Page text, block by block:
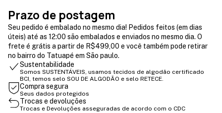
Prazo de postagem
Seu pedido é embalado no mesmo dia! Pedidos feitos (em dias
úteis) até as 12:00 são embalados e enviados no mesmo dia. O
frete é grátis a partir de R$499,00 e você também pode retirar
no bairro do Tatuapé em São paulo.
Sustentabilidade
Somos SUSTENTÁVEIS, usamos tecidos de algodão certificado
BCI, temos selo SOU DE ALGODÃO e selo RETECE.
Compra segura
Seus dados protegidos
Trocas e devoluções
Trocas e Devoluções asseguradas de acordo com o CDC